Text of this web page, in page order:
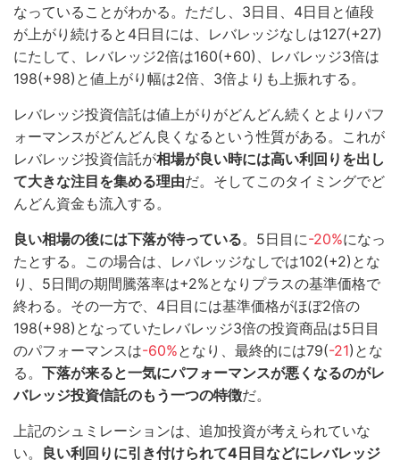
なっていることがわかる。ただし、3日目、4日目と値段
が上がり続けると4日目には、レバレッジなしは127(+27)
にたして、レバレッジ2倍は160(+60)、レバレッジ3倍は
198(+98)と値上がり幅は2倍、3倍よりも上振れする。
レバレッジ投資信託は値上がりがどんどん続くとよりパフ
ォーマンスがどんどん良くなるという性質がある。これが
レバレッジ投資信託が相場が良い時には高い利回りを出し
て大きな注目を集める理由だ。そしてこのタイミングでど
んどん資金も流入する。
良い相場の後には下落が待っている。5日目に-20%になっ
たとする。この場合は、レバレッジなしでは102(+2)とな
り、5日間の期間騰落率は+2%となりプラスの基準価格で
終わる。その一方で、4日目には基準価格がほぼ2倍の
198(+98)となっていたレバレッジ3倍の投資商品は5日目
のパフォーマンスは-60%となり、最終的には79(-21)とな
る。 下落が来ると一気にパフォーマンスが悪くなるのがレ
バレッジ投資信託のもう一つの特徴だ。
上記のシュミレーションは、追加投資が考えられていな
い。 良い利回りに引き付けられて4日目などにレバレッジ